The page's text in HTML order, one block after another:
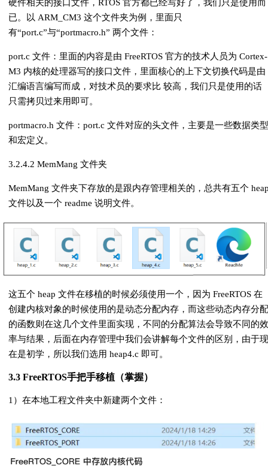
硬件相关的接口文件，RTOS 官方都已经写好了，我们只是使用而
已。以 ARM_CM3 这个文件夹为例，里面只
有“port.c”与“portmacro.h” 两个文件：
port.c 文件：里面的内容是由 FreeRTOS 官方的技术人员为 Cortex-
M3 内核的处理器写的接口文件，里面核心的上下文切换代码是由
汇编语言编写而成，对技术员的要求比 较高，我们只是使用的话
只需拷贝过来用即可。
portmacro.h 文件：port.c 文件对应的头文件，主要是一些数据类型
和宏定义。
3.2.4.2 MemMang 文件夹
MemMang 文件夹下存放的是跟内存管理相关的，总共有五个
文件以及一个 readme 说明文件。
这五个 heap 文件在移植的时候必须使用一个，因为 FreeRTOS 在
创建内核对象的时候使用的是动态分配内存，而这些动态内存分配
的函数则在这几个文件里面实现，不同的分配算法会导致不同的效
率与结果，后面在内存管理中我们会讲解每个文件的区别，由于现
在是初学，所以我们选用 heap4.c 即可。
3.3 FreeRTOS手把手移植（掌握）
1）在本地⼯程⽂件夹中新建两个文件：